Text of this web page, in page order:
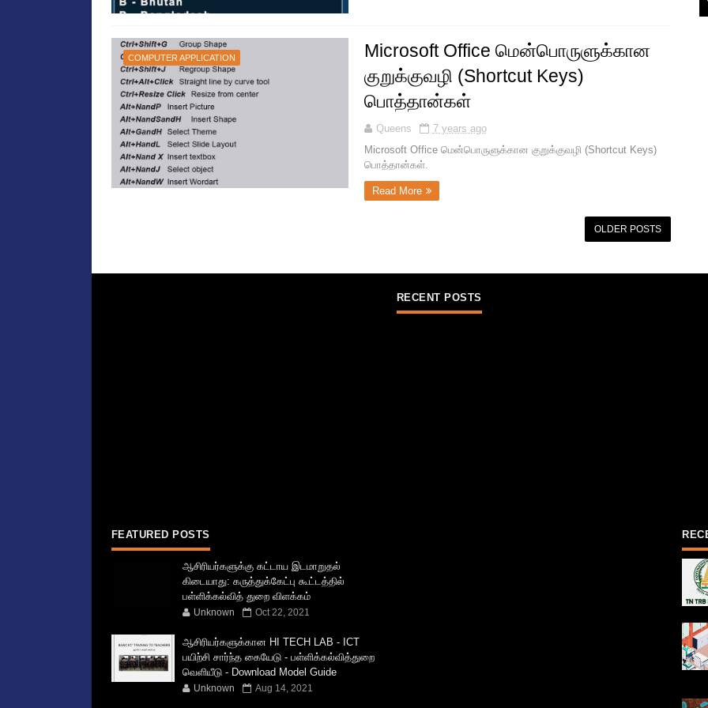
COMPUTER APPLICATION
Microsoft Office மென்பொருளுக்கான
குறுக்குவழி (Shortcut Keys)
பொத்தான்கள்
Queens
7 years ago
Microsoft Office மென்பொருளுக்கான குறுக்குவழி (Shortcut Keys)
பொத்தான்கள்.
Read More
OLDER POSTS
FEATURED POSTS
ஆசிரியர்களுக்கு கட்டாய இடமாறுதல்
கிடையாது: கருத்துக்கேட்பு கூட்டத்தில்
பள்ளிக்கல்வித் துறை விளக்கம்
Unknown Oct 22, 2021
ஆசிரியர்களுக்கான HI TECH LAB - ICT
பயிற்சி சார்ந்த கையேடு - பள்ளிக்கல்வித்துறை
வெளியீடு - Download Model Guide
Unknown Aug 14, 2021
RECENT POSTS